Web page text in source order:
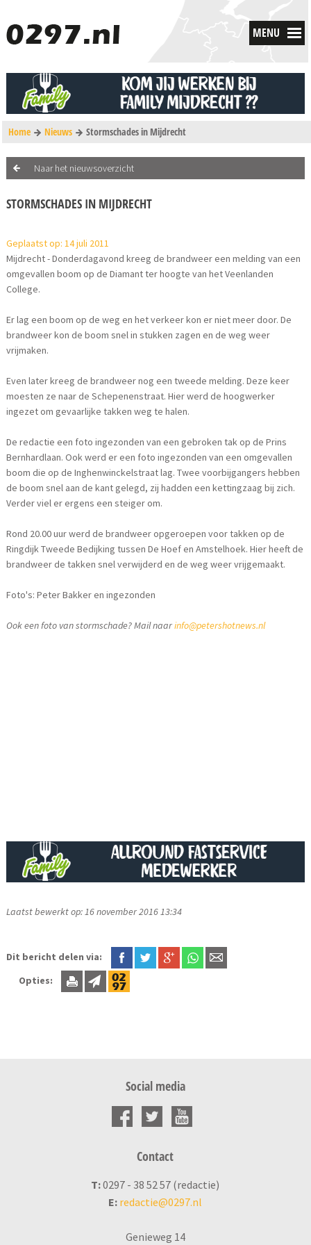
MENU
Home Nieuws Stormschades in Mijdrecht
Naar het nieuwsoverzicht
STORMSCHADES IN MIJDRECHT
Geplaatst op: 14 juli 2011
Mijdrecht - Donderdagavond kreeg de brandweer een melding van een
omgevallen boom op de Diamant ter hoogte van het Veenlanden
College.
Er lag een boom op de weg en het verkeer kon er niet meer door. De
brandweer kon de boom snel in stukken zagen en de weg weer
vrijmaken.
Even later kreeg de brandweer nog een tweede melding. Deze keer
moesten ze naar de Schepenenstraat. Hier werd de hoogwerker
ingezet om gevaarlijke takken weg te halen.
De redactie een foto ingezonden van een gebroken tak op de Prins
Bernhardlaan. Ook werd er een foto ingezonden van een omgevallen
boom die op de Inghenwinckelstraat lag. Twee voorbijgangers hebben
de boom snel aan de kant gelegd, zij hadden een kettingzaag bij zich.
Verder viel er ergens een steiger om.
Rond 20.00 uur werd de brandweer opgeroepen voor takken op de
Ringdijk Tweede Bedijking tussen De Hoef en Amstelhoek. Hier heeft de
brandweer de takken snel verwijderd en de weg weer vrijgemaakt.
Foto's: Peter Bakker en ingezonden
Ook een foto van stormschade? Mail naarinfo@petershotnews.nl
Laatst bewerkt op: 16 november 2016 13:34
Dit bericht delen via:
Opties:
Social media
Contact
T:0297 - 38 52 57 (redactie)
E: redactie@0297.nl
Genieweg 14